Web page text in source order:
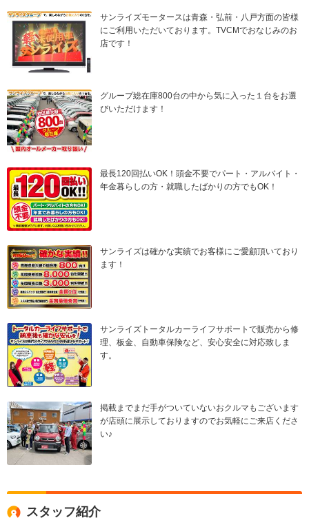
サンライズモータースは青森・弘前・八戸方面の皆様
にご利用いただいております。TVCMでおなじみのお
店です！
グループ総在庫800台の中から気に入った１台をお選
びいただけます！
最長120回払いOK！頭金不要でパート・アルバイト・
年金暮らしの方・就職したばかりの方でもOK！
サンライズは確かな実績でお客様にご愛顧頂いており
ます！
サンライズトータルカーライフサポートで販売から修
理、板金、自動車保険など、安心安全に対応致しま
す。
掲載までまだ手がついていないおクルマもございます
が店頭に展示しておりますのでお気軽にご来店くださ
い♪
スタッフ紹介